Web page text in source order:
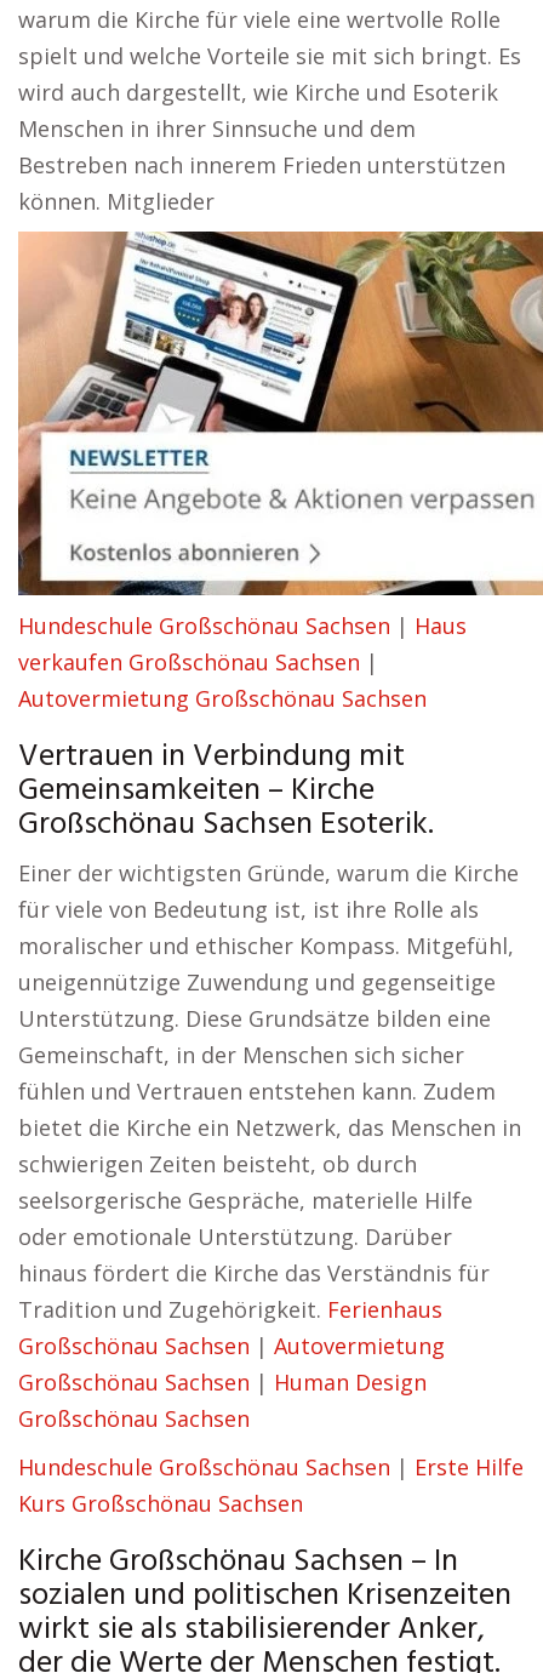
warum die Kirche für viele eine wertvolle Rolle
spielt und welche Vorteile sie mit sich bringt. Es
wird auch dargestellt, wie Kirche und Esoterik
Menschen in ihrer Sinnsuche und dem
Bestreben nach innerem Frieden unterstützen
können. Mitglieder
Hundeschule Großschönau Sachsen | Haus
verkaufen Großschönau Sachsen |
Autovermietung Großschönau Sachsen
Vertrauen in Verbindung mit
Gemeinsamkeiten – Kirche
Großschönau Sachsen Esoterik.
Einer der wichtigsten Gründe, warum die Kirche
für viele von Bedeutung ist, ist ihre Rolle als
moralischer und ethischer Kompass. Mitgefühl,
uneigennützige Zuwendung und gegenseitige
Unterstützung. Diese Grundsätze bilden eine
Gemeinschaft, in der Menschen sich sicher
fühlen und Vertrauen entstehen kann. Zudem
bietet die Kirche ein Netzwerk, das Menschen in
schwierigen Zeiten beisteht, ob durch
seelsorgerische Gespräche, materielle Hilfe
oder emotionale Unterstützung. Darüber
hinaus fördert die Kirche das Verständnis für
Tradition und Zugehörigkeit. Ferienhaus
Großschönau Sachsen | Autovermietung
Großschönau Sachsen | Human Design
Großschönau Sachsen
Hundeschule Großschönau Sachsen | Erste Hilfe
Kurs Großschönau Sachsen
Kirche Großschönau Sachsen – In
sozialen und politischen Krisenzeiten
wirkt sie als stabilisierender Anker,